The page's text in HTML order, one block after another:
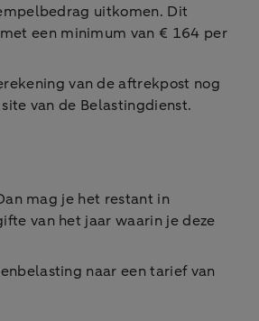
uitkomen. Dit
een minimum van € 164 per
van de aftrekpost nog
van de Belastingdienst.
mag je het restant in
van het jaar waarin je deze
naar een tarief van